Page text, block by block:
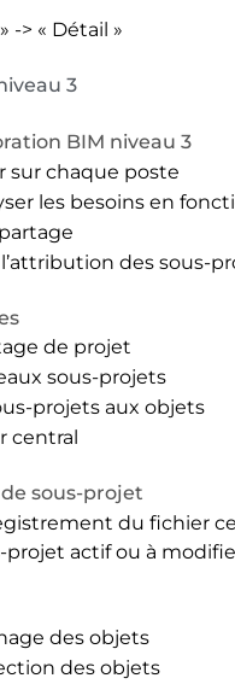
-> « Détail »
3
BIM niveau 3
sur chaque poste
les besoins en
des sous-
de projet
sous-projets
projets aux objets
central
sous-projet
du fichier
projet actif ou à
des objets
des objets